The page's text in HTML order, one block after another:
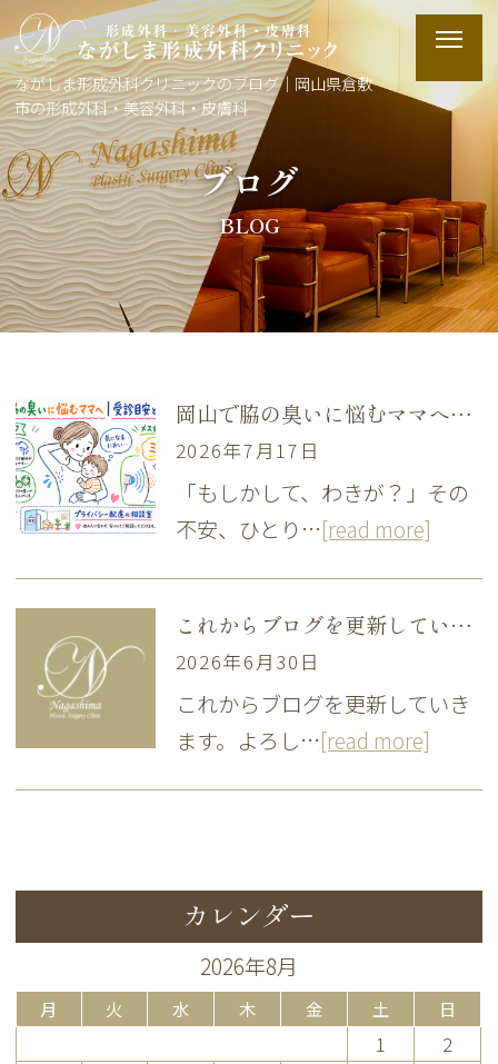
ながしま形成外科クリニックのブログ｜岡山県倉敷
市の形成外科・美容外科・皮膚科
ブログ
BLOG
岡山で脇の臭いに悩むママへ｜受診目安と切らない治療の相談手順
2026年7月17日
「もしかして、わきが？」その
不安、ひとり…[read more]
これからブログを更新していきます
2026年6月30日
これからブログを更新していき
ます。よろし…[read more]
カレンダー
2026年8月
月 火 水 木 金 土 日
1
2